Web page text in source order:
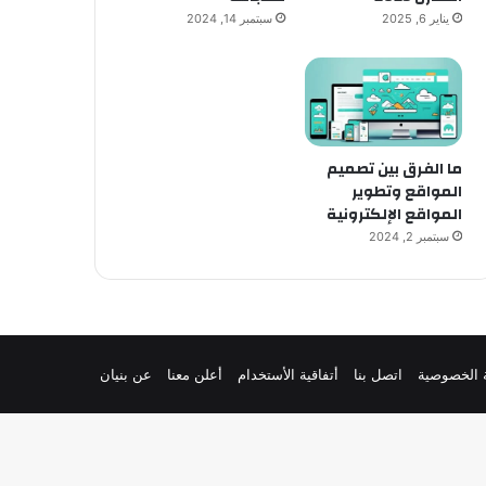
يناير 6, 2025 سبتمبر 14, 2024
ما الفرق بين تصميم
المواقع وتطوير
المواقع الإلكترونية
سبتمبر 2, 2024
الخصوصية اتصل بنا أتفاقية الأستخدام أعلن معنا عن بنيان